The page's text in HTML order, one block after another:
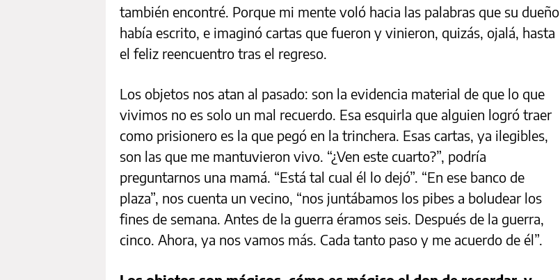
también encontré. Porque mi mente voló hacia las palabras que su dueño
había escrito, e imaginó cartas que fueron y vinieron, quizás, ojalá, hasta
el feliz reencuentro tras el regreso.
Los objetos nos atan al pasado: son la evidencia material de que lo que
vivimos no es solo un mal recuerdo. Esa esquirla que alguien logró traer
como prisionero es la que pegó en la trinchera. Esas cartas, ya ilegibles,
son las que me mantuvieron vivo. “¿Ven este cuarto?”, podría
preguntarnos una mamá. “Está tal cual él lo dejó”. “En ese banco de
plaza”, nos cuenta un vecino, “nos juntábamos los pibes a boludear los
fines de semana. Antes de la guerra éramos seis. Después de la guerra,
cinco. Ahora, ya nos vamos más. Cada tanto paso y me acuerdo de él”.